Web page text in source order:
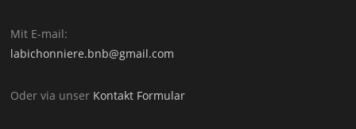
Mit E-mail:
labichonniere.bnb@gmail.com
Oder via unser Kontakt Formular